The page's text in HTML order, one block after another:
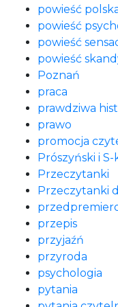
powieść
powieść
powieść
powieść
Poznań
praca
prawdziwa
prawo
promocja
Prószyński i S-
Przeczytanki
Przeczytanki
przepis
przyjaźń
przyroda
psychologia
pytania